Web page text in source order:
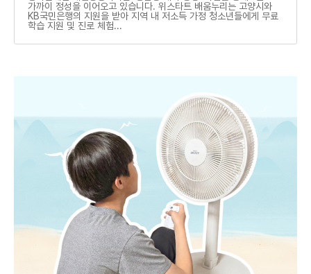
가까이 정성을 이어오고 있습니다. 위스타트 배움누리는 고양시와
KB국민은행의 지원을 받아 지역 내 저소득 가정 청소년들에게 무료
학습 지원 및 진로 체험...